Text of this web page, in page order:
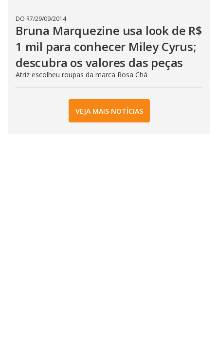
DO R7/29/09/2014
Bruna Marquezine usa look de R$
1 mil para conhecer Miley Cyrus;
descubra os valores das peças
Atriz escolheu roupas da marca Rosa Chá
VEJA MAIS NOTÍCIAS